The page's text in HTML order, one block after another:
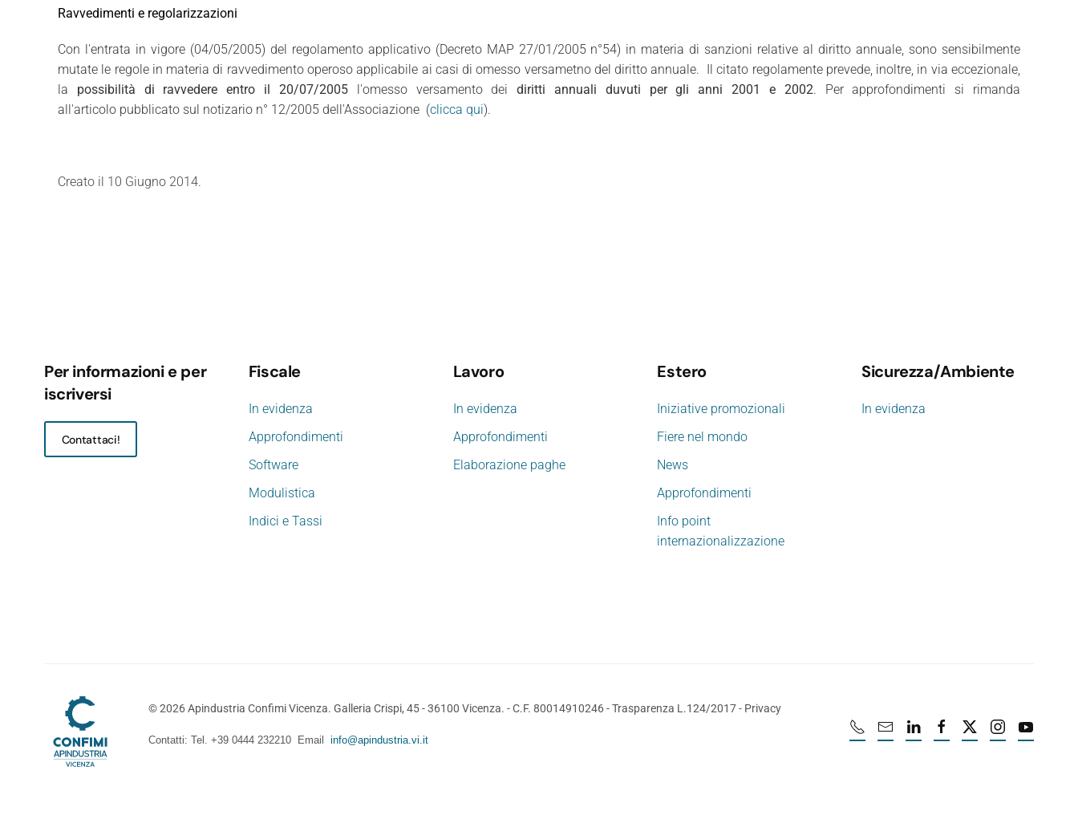
Ravvedimenti e regolarizzazioni
Con l'entrata in vigore (04/05/2005) del regolamento applicativo (Decreto MAP 27/01/2005 n°54) in materia di sanzioni relative al diritto annuale, sono sensibilmente
mutate le regole in materia di ravvedimento operoso applicabile ai casi di omesso versametno del diritto annuale. Il citato regolamente prevede, inoltre, in via eccezionale,
la possibilità di ravvedere entro il 20/07/2005l'omesso versamento deidiritti annuali duvuti per gli anni 2001 e 2002. Per approfondimenti si rimanda
all'articolo pubblicato sul notizario n° 12/2005 dell'Associazione (clicca qui).
Creato il 10 Giugno 2014.
Per informazioni e per
iscriversi
Contattaci!
Fiscale
In evidenza
Approfondimenti
Software
Modulistica
Indici e Tassi
Lavoro
In evidenza
Approfondimenti
Elaborazione paghe
Estero
Iniziative promozionali
Fiere nel mondo
News
Approfondimenti
Info point
internazionalizzazione
Sicurezza/Ambiente
In evidenza
©2026Apindustria Confimi Vicenza. Galleria Crispi, 45 - 36100 Vicenza. - C.F. 80014910246 -Trasparenza L.124/2017- Privacy
Contatti: Tel. +39 0444 232210 Email info@apindustria.vi.it